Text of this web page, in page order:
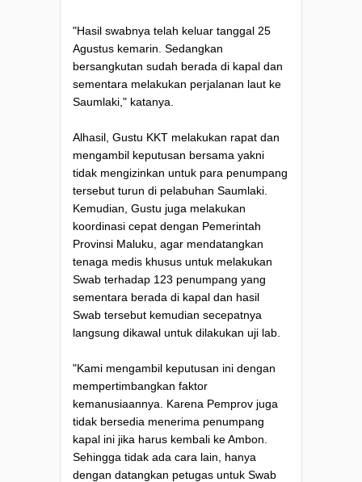
"Hasil swabnya telah keluar tanggal 25
Agustus kemarin. Sedangkan
bersangkutan sudah berada di kapal dan
sementara melakukan perjalanan laut ke
Saumlaki," katanya.
Alhasil, Gustu KKT melakukan rapat dan
mengambil keputusan bersama yakni
tidak mengizinkan untuk para penumpang
tersebut turun di pelabuhan Saumlaki.
Kemudian, Gustu juga melakukan
koordinasi cepat dengan Pemerintah
Provinsi Maluku, agar mendatangkan
tenaga medis khusus untuk melakukan
Swab terhadap 123 penumpang yang
sementara berada di kapal dan hasil
Swab tersebut kemudian secepatnya
langsung dikawal untuk dilakukan uji lab.
"Kami mengambil keputusan ini dengan
mempertimbangkan faktor
kemanusiaannya. Karena Pemprov juga
tidak bersedia menerima penumpang
kapal ini jika harus kembali ke Ambon.
Sehingga tidak ada cara lain, hanya
dengan datangkan petugas untuk Swab